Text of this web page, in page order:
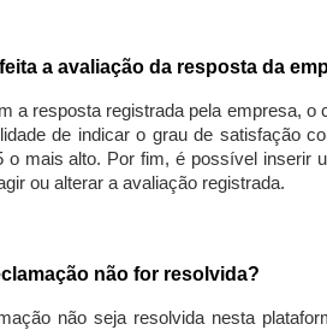
a avaliação da resposta da
a resposta registrada pela empresa,
de indicar o grau de satisfação
o mais alto. Por fim, é possível inserir
ou alterar a avaliação registrada.
não for resolvida?
não seja resolvida nesta